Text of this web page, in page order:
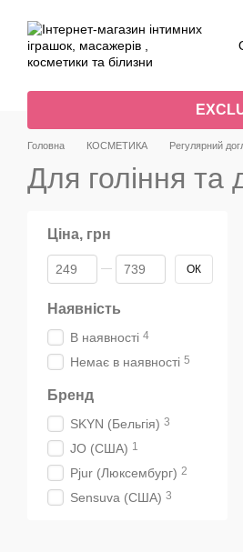
Головна КОСМЕТИКА Регулярний
Для гоління та
Ціна, грн
Від Ціна, грн
До Ціна, грн ОК
Наявність
В наявності 4
Немає в наявності 5
Бренд
SKYN (Бельгія) 3
JO (США) 1
Pjur (Люксембург) 2
Sensuva (США) 3